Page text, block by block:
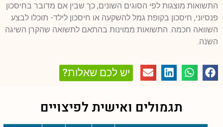
התשואות מוצגות לפי הסוגים השונים, כך שבין אם מדובר בחיסכון
פנסיוני, חיסכון בקופת גמל להשקעה או חיסכון לילד- תוכלו לבצע
השוואה חכמה. התשואות ממוינות בהתאם לתשואה שהקרן השיגה
השנה.
יש לכם שאלות?
תגמולים ואישית לפיצויים